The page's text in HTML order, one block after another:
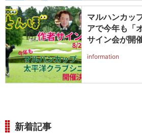
マルハンカッ
アで今年も「
サイン会が開
information
新着記事